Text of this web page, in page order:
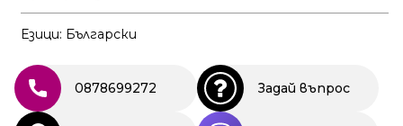
Езици: Български
0878699272 Задай въпрос